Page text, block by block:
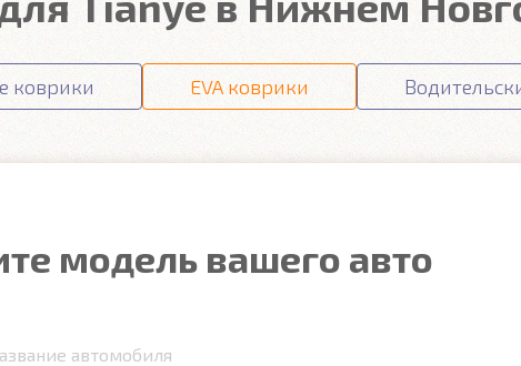
коврики EVA коврики
модель вашего авто
автомобиля